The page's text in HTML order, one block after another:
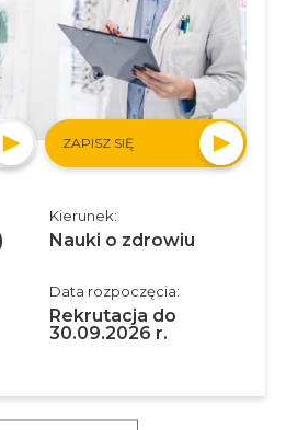
ZAPISZ SIĘ
Kierunek:
Nauki o zdrowiu
Data rozpoczęcia:
Rekrutacja do
30.09.2026 r.